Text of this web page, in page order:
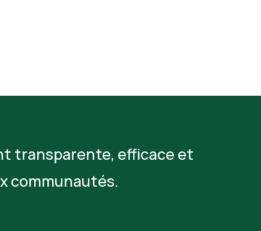
transparente, efficace et
communautés.